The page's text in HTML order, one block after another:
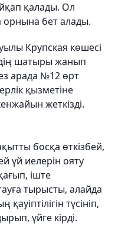
қалады. Ол
орнына бет алады.
Крупская көшесі
шатыры жанып
арада №12 өрт
қызметіне
жеткізді.
босқа өткізбей,
үй иелерін ояту
іште
тырысты, алайда
түсініп,
үйге кірді.